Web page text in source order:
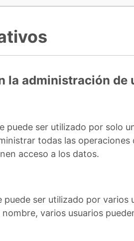
la administración de
puede ser utilizado por solo
todas las operaciones
acceso a los datos.
ser utilizado por varios
varios usuarios